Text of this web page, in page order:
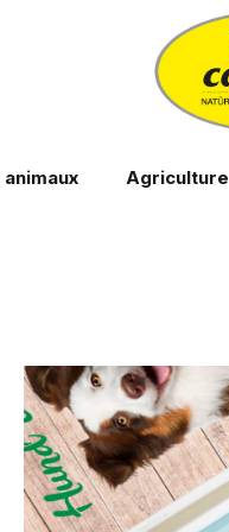
Agriculture